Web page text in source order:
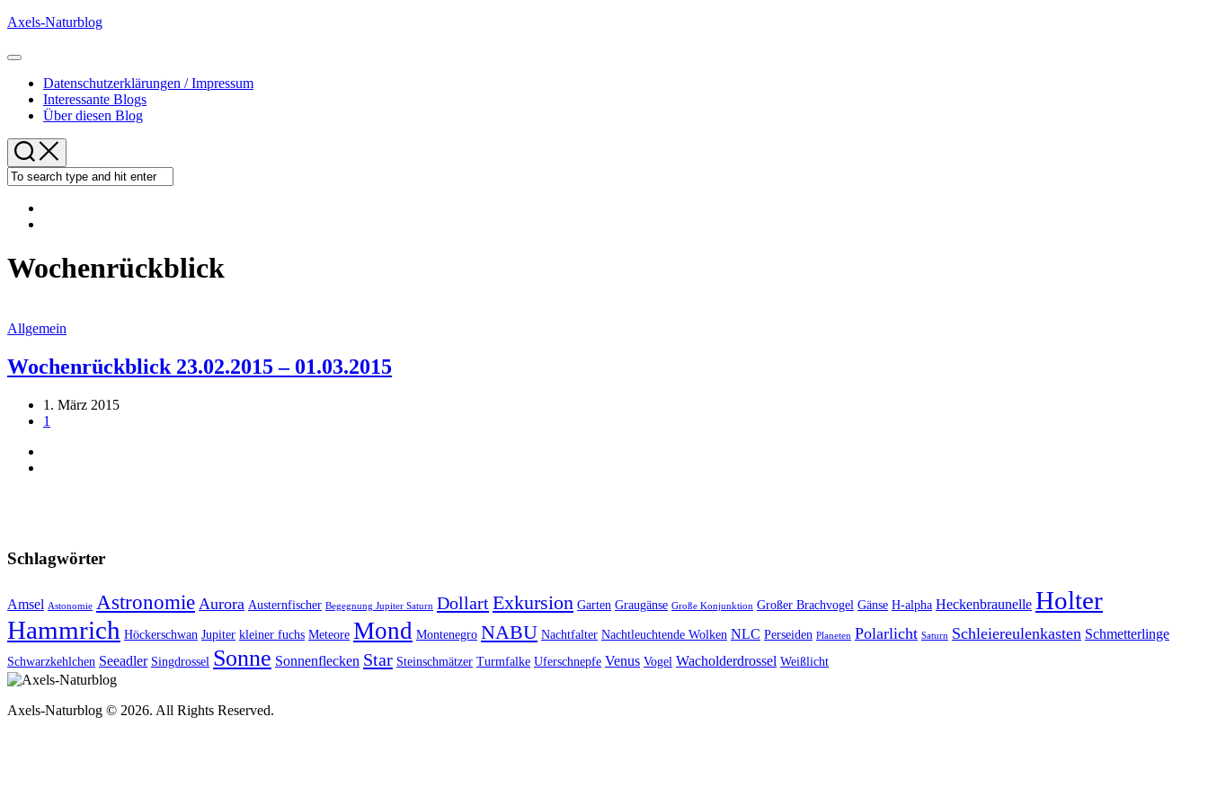
Skip
content
Axels-Naturblog
Expand
Datenschutzerklärungen / Impressum
Interessante Blogs
Über diesen Blog
Wochenrückblick
Allgemein
Wochenrückblick 23.02.2015 – 01.03.2015
1. März 2015
1
Schlagwörter
Amsel Astonomie Astronomie Aurora Austernfischer Begegnung Jupiter Saturn DollartExkursion Garten Graugänse Große Konjunktion Großer Brachvogel Gänse H-alpha Heckenbraunelle Holter
Hammrich Höckerschwan Jupiter kleiner fuchs Meteore Mond Montenegro NABU Nachtfalter Nachtleuchtende Wolken NLC Perseiden Planeten Polarlicht Saturn Schleiereulenkasten Schmetterlinge
Schwarzkehlchen Seeadler Singdrossel Sonne Sonnenflecken Star Steinschmätzer Turmfalke Uferschnepfe Venus Vogel Wacholderdrossel Weißlicht
Axels-Naturblog © 2026. All Rights Reserved.